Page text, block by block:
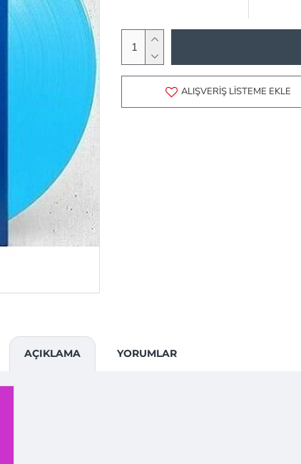
ALIŞVERIŞ LISTEME EKLE
AÇIKLAMA YORUMLAR